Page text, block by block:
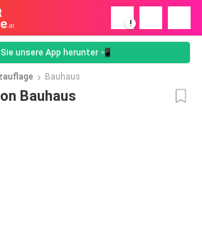
!
Sie unsere App herunter 📲
Bauhaus
Bauhaus